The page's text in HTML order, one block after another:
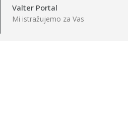
Valter Portal
Mi istražujemo za Vas